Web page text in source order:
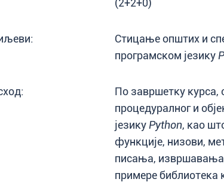
(2+2+0)
Стицање општих и
програмском језику
По завршетку курса,
процедуралног и
језику Python, као
функције, низови,
писања,
примере библиотека